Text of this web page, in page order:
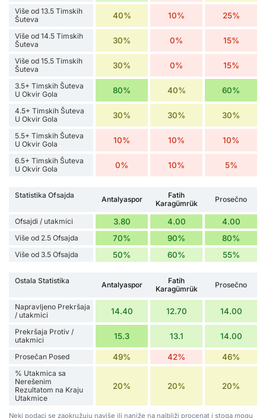
Više od 13.5 Timskih
Šuteva
40% 10% 25%
Više od 14.5 Timskih
Šuteva
30% 0% 15%
Više od 15.5 Timskih
Šuteva
30% 0% 15%
3.5+ Timskih Šuteva
U Okvir Gola
80% 40% 60%
4.5+ Timskih Šuteva
U Okvir Gola
30% 30% 30%
5.5+ Timskih Šuteva
U Okvir Gola
10% 10% 10%
6.5+ Timskih Šuteva
U Okvir Gola
0% 10% 5%
Statistika Ofsajda Antalyaspor
Fatih
Karagümrük
Prosečno
Ofsajdi / utakmici 3.80 4.00 4.00
Više od 2.5 Ofsajda 70% 90% 80%
Više od 3.5 Ofsajda 50% 60% 55%
Ostala Statistika Antalyaspor
Fatih
Karagümrük
Prosečno
Napravljeno Prekršaja
/ utakmici
14.40 12.70 14.00
Prekršaja Protiv /
utakmici
15.3 13.1 14.00
Prosečan Posed 49% 42% 46%
% Utakmica sa
Nerešenim
Rezultatom na Kraju
Utakmice
20% 20% 20%
Neki podaci se zaokružuju naviše ili naniže na najbliži procenat i stoga mogu